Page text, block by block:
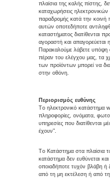
πλαίσια της καλής πίστης,
καταχωρήσεις
παραδρομής κατά την κοινή
αυτών οποτεδήποτε
καταστήματος διατίθενται
αγοραστή και
Παρακαλούμε λάβετε υπόψη
πέραν του ελέγχου μας, τα
των προϊόντων μπορεί να
στην οθόνη.
Περιορισμός ευθύνης
Το ηλεκτρονικό κατάστημα
πληροφορίες, ονόματα,
υπηρεσίες που διατίθενται
έχουν".
Το Κατάστημα στα πλαίσια
κατάστημα δεν ευθύνεται
οποιαδήποτε τυχόν βλάβη
από τη μη εκτέλεση ή από